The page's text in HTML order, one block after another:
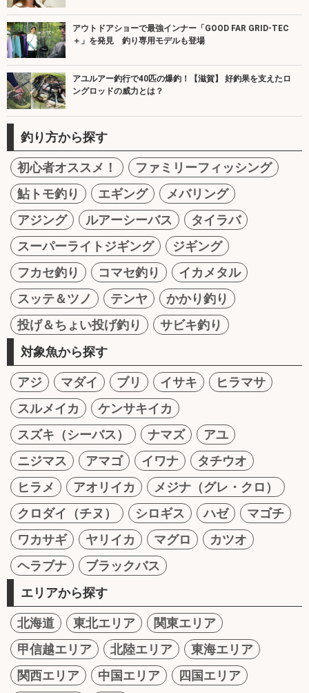
アウトドアショーで最強インナー「GOOD FAR GRID-TEC
＋」を発見 釣り専用モデルも登場
アユルアー釣行で40匹の爆釣！【滋賀】 好釣果を支えたロ
ングロッドの威力とは？
釣り方から探す
初心者オススメ！
ファミリーフィッシング
鮎トモ釣り
エギング
メバリング
アジング
ルアーシーバス
タイラバ
スーパーライトジギング
ジギング
フカセ釣り
コマセ釣り
イカメタル
スッテ＆ツノ
テンヤ
かかり釣り
投げ＆ちょい投げ釣り
サビキ釣り
対象魚から探す
アジ マダイ ブリ イサキ
ヒラマサ
スルメイカ
ケンサキイカ
スズキ（シーバス）
ナマズ
アユ
ニジマス
アマゴ イワナ
タチウオ
ヒラメ
アオリイカ
メジナ（グレ・クロ）
クロダイ（チヌ）
シロギス ハゼ
マゴチ
ワカサギ
ヤリイカ マグロ
カツオ
ヘラブナ
ブラックバス
エリアから探す
北海道 東北エリア
関東エリア
甲信越エリア
北陸エリア
東海エリア
関西エリア
中国エリア
四国エリア